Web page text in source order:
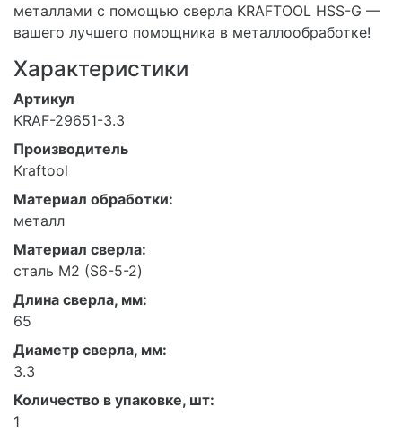
металлами с помощью сверла KRAFTOOL HSS-G —
вашего лучшего помощника в металлообработке!
Характеристики
Артикул
KRAF-29651-3.3
Производитель
Kraftool
Материал обработки:
металл
Материал сверла:
сталь М2 (S6-5-2)
Длина сверла, мм:
65
Диаметр сверла, мм:
3.3
Количество в упаковке, шт:
1